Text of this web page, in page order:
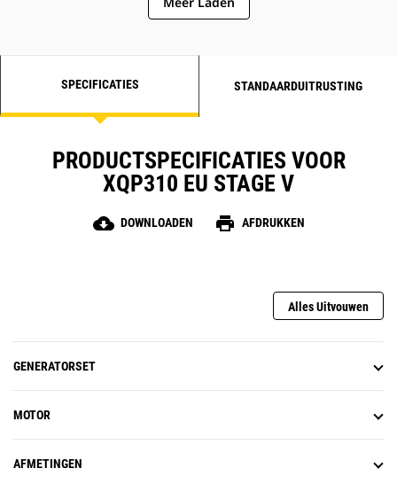
SPECIFICATIES STANDAARDUITRUSTING
PRODUCTSPECIFICATIES VOOR
XQP310 EU STAGE V
cloud_download DOWNLOADEN print AFDRUKKEN
Alles Uitvouwen
GENERATORSET
MOTOR
AFMETINGEN